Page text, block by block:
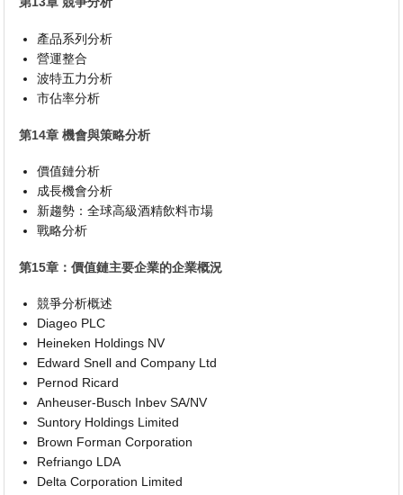
產品系列分析
營運整合
波特五力分析
市佔率分析
第14章 機會與策略分析
價值鏈分析
成長機會分析
新趨勢：全球高級酒精飲料市場
戰略分析
第15章：價值鏈主要企業的企業概況
競爭分析概述
Diageo PLC
Heineken Holdings NV
Edward Snell and Company Ltd
Pernod Ricard
Anheuser-Busch Inbev SA/NV
Suntory Holdings Limited
Brown Forman Corporation
Refriango LDA
Delta Corporation Limited